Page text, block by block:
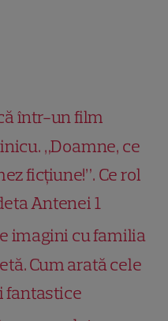
într-un film
„Doamne, ce
ficțiune!”. Ce rol
Antenei 1
imagini cu familia
Cum arată cele
fantastice